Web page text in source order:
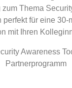
Thema
perfekt für eine 30-
mit Ihren